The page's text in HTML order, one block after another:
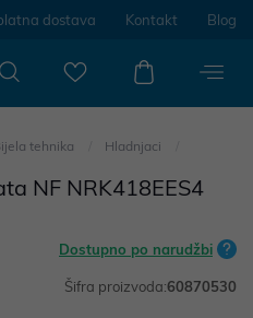
dostava Kontakt Blog
tehnika Hladnjaci
NF NRK418EES4
Dostupno po narudžbi
Šifra proizvoda:60870530